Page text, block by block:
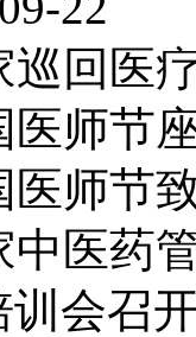
巡回医
医师节
医师节
中医药
训会召